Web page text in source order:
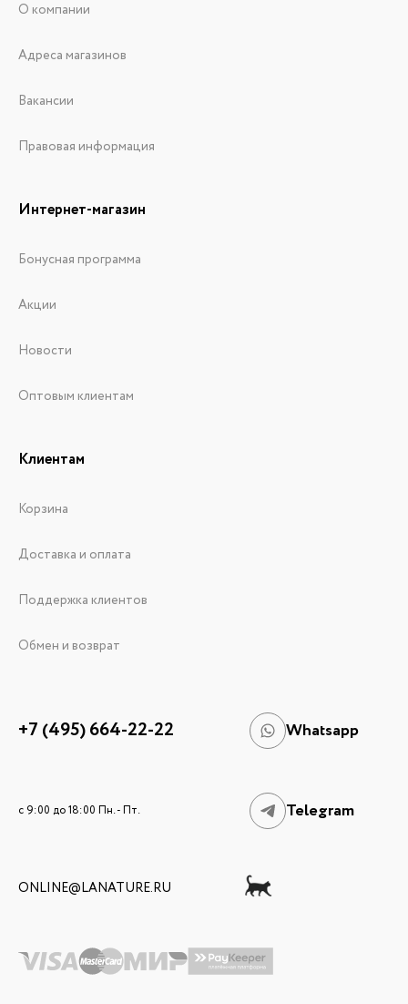
О компании
Адреса магазинов
Вакансии
Правовая информация
Интернет-магазин
Бонусная программа
Акции
Новости
Оптовым клиентам
Клиентам
Корзина
Доставка и оплата
Поддержка клиентов
Обмен и возврат
+7 (495) 664-22-22 Whatsapp
c 9:00 до 18:00 Пн. - Пт. Telegram
ONLINE@LANATURE.RU